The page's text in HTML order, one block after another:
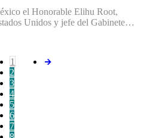
el Honorable Elihu Root,
Unidos y jefe del Gabinete…
1
2
3
4
5
6
7